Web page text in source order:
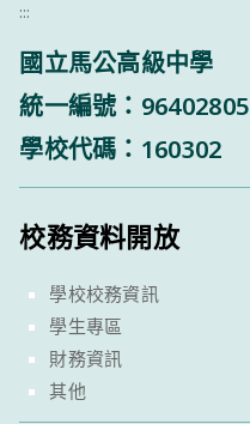
:::
國立馬公高級中學
統一編號：96402805
學校代碼：160302
校務資料開放
學校校務資訊
學生專區
財務資訊
其他